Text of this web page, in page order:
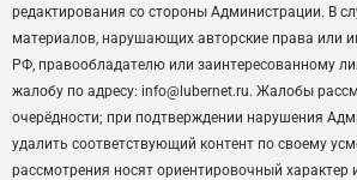
редактирования со стороны Администрации. В
материалов, нарушающих авторские права или
РФ, правообладателю или заинтересованному
жалобу по адресу: info@lubernet.ru. Жалобы
очерёдности; при подтверждении нарушения
удалить соответствующий контент по своему
рассмотрения носят ориентировочный характер